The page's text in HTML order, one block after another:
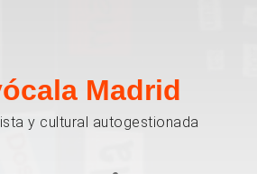
Madrid
y cultural autogestionada